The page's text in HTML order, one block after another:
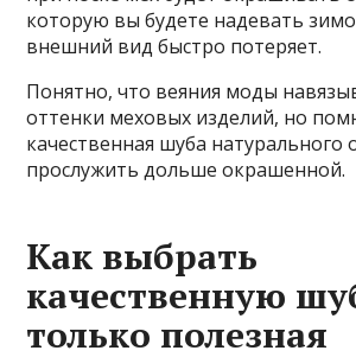
которую вы будете надевать
внешний вид быстро потеряет.
Понятно, что веяния моды
оттенки меховых изделий, но
качественная шуба натурального
прослужить дольше окрашенной.
Как выбрать
качественную
только полезная